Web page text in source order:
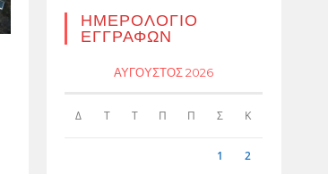
ΗΜΕΡΟΛΌΓΙΟ
ΕΓΓΡΑΦΏΝ
ΑΎΓΟΥΣΤΟΣ 2026
Δ Τ Τ Π Π Σ Κ
1 2